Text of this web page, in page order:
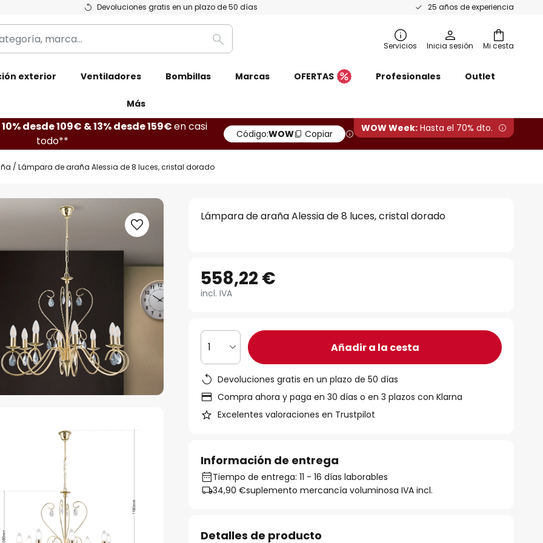
Devoluciones gratis en un plazo de 50 días 25 años de experiencia
Mi cesta
Buscar Servicios Inicia sesión
exterior Ventiladores Bombillas Marcas OFERTAS Profesionales Outlet
Más
10% desde 109€ & 13% desde 159€en casi
todo**
Código:WOW Copiar WOW Week: Hasta el 70% dto.
Lámpara de araña Alessia de 8 luces, cristal dorado
Lámpara de araña Alessia de 8 luces, cristal dorado
558,22 €
incl. IVA
1 Añadir a la cesta
Devoluciones gratis en un plazo de 50 días
Compra ahora y paga en 30 días o en 3 plazos con Klarna
Excelentes valoraciones en Trustpilot
Información de entrega
Tiempo de entrega: 11 - 16 días laborables
34,90 €suplemento mercancía voluminosa IVA incl.
Detalles de producto